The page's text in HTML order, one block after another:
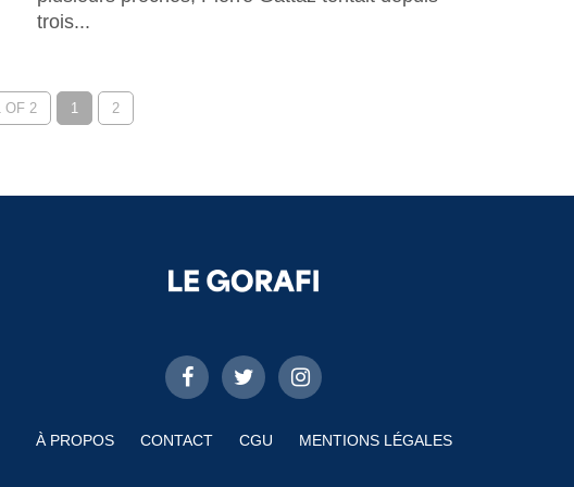
trois...
OF 2 1 2
À PROPOS CONTACT CGU MENTIONS LÉGALES